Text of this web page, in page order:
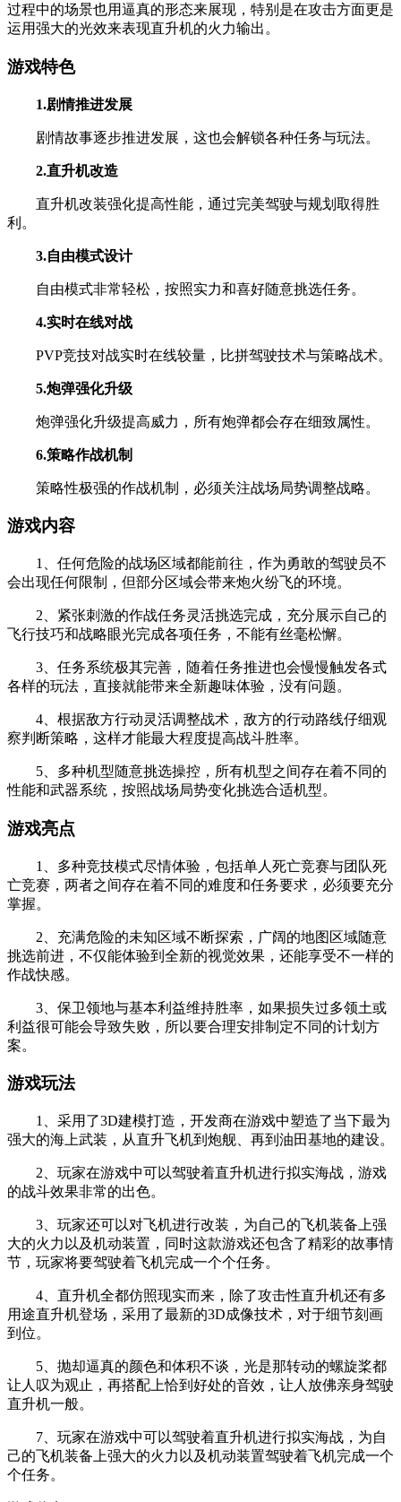
过程中的场景也用逼真的形态来展现，特别是在攻击方面更是
运用强大的光效来表现直升机的火力输出。
游戏特色
1.剧情推进发展
剧情故事逐步推进发展，这也会解锁各种任务与玩法。
2.直升机改造
直升机改装强化提高性能，通过完美驾驶与规划取得胜
利。
3.自由模式设计
自由模式非常轻松，按照实力和喜好随意挑选任务。
4.实时在线对战
PVP竞技对战实时在线较量，比拼驾驶技术与策略战术。
5.炮弹强化升级
炮弹强化升级提高威力，所有炮弹都会存在细致属性。
6.策略作战机制
策略性极强的作战机制，必须关注战场局势调整战略。
游戏内容
1、任何危险的战场区域都能前往，作为勇敢的驾驶员不
会出现任何限制，但部分区域会带来炮火纷飞的环境。
2、紧张刺激的作战任务灵活挑选完成，充分展示自己的
飞行技巧和战略眼光完成各项任务，不能有丝毫松懈。
3、任务系统极其完善，随着任务推进也会慢慢触发各式
各样的玩法，直接就能带来全新趣味体验，没有问题。
4、根据敌方行动灵活调整战术，敌方的行动路线仔细观
察判断策略，这样才能最大程度提高战斗胜率。
5、多种机型随意挑选操控，所有机型之间存在着不同的
性能和武器系统，按照战场局势变化挑选合适机型。
游戏亮点
1、多种竞技模式尽情体验，包括单人死亡竞赛与团队死
亡竞赛，两者之间存在着不同的难度和任务要求，必须要充分
掌握。
2、充满危险的未知区域不断探索，广阔的地图区域随意
挑选前进，不仅能体验到全新的视觉效果，还能享受不一样的
作战快感。
3、保卫领地与基本利益维持胜率，如果损失过多领土或
利益很可能会导致失败，所以要合理安排制定不同的计划方
案。
游戏玩法
1、采用了3D建模打造，开发商在游戏中塑造了当下最为
强大的海上武装，从直升飞机到炮舰、再到油田基地的建设。
2、玩家在游戏中可以驾驶着直升机进行拟实海战，游戏
的战斗效果非常的出色。
3、玩家还可以对飞机进行改装，为自己的飞机装备上强
大的火力以及机动装置，同时这款游戏还包含了精彩的故事情
节，玩家将要驾驶着飞机完成一个个任务。
4、直升机全都仿照现实而来，除了攻击性直升机还有多
用途直升机登场，采用了最新的3D成像技术，对于细节刻画
到位。
5、抛却逼真的颜色和体积不谈，光是那转动的螺旋桨都
让人叹为观止，再搭配上恰到好处的音效，让人放佛亲身驾驶
直升机一般。
7、玩家在游戏中可以驾驶着直升机进行拟实海战，为自
己的飞机装备上强大的火力以及机动装置驾驶着飞机完成一个
个任务。